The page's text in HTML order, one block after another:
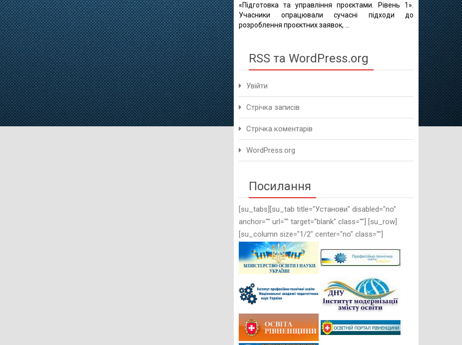
«Підготовка та управління проєктами. Рівень 1».
Учасники опрацювали сучасні підходи до
розроблення проєктних заявок, ...
міста Рівне
методичного
RSS та WordPress.org
Увійти
Стрічка записів
Стрічка коментарів
WordPress.org
Посилання
[su_tabs][su_tab title="Установи" disabled="no"
anchor="" url="" target="blank" class=""] [su_row]
[su_column size="1/2" center="no" class=""]